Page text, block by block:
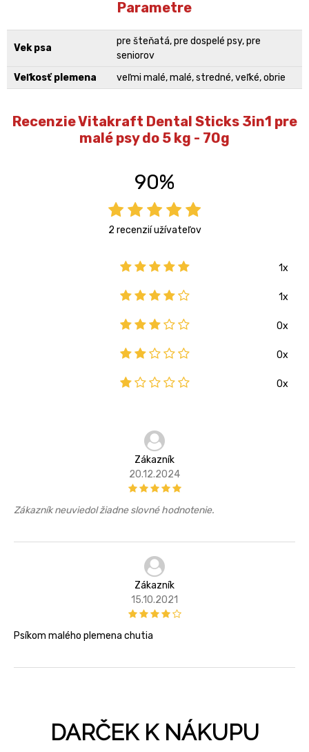
Parametre
Vek psa
pre šteňatá, pre dospelé psy, pre
seniorov
Veľkosť plemena
veľmi malé, malé, stredné, veľké, obrie
Recenzie Vitakraft Dental Sticks 3in1 pre
malé psy do 5 kg - 70g
90%
2 recenzií užívateľov
1x
1x
0x
0x
0x
Zákazník
20.12.2024
Zákazník neuviedol žiadne slovné hodnotenie.
Zákazník
15.10.2021
Psíkom malého plemena chutia
DARČEK K NÁKUPU